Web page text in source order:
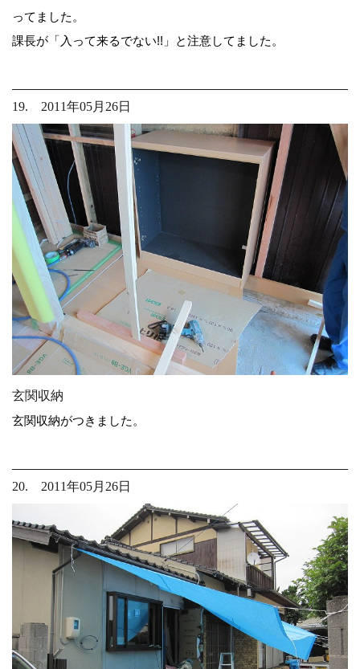
ってました。
課長が「入って来るでない!!」と注意してました。
19. 2011年05月26日
玄関収納
玄関収納がつきました。
20. 2011年05月26日